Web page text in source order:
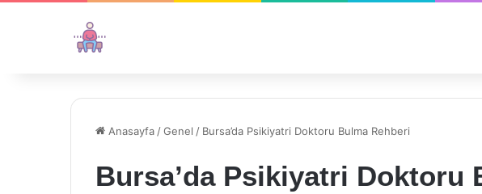
Anasayfa /Genel / Bursa’da Psikiyatri Doktoru Bulma Rehberi
Bursa’da Psikiyatri Doktoru